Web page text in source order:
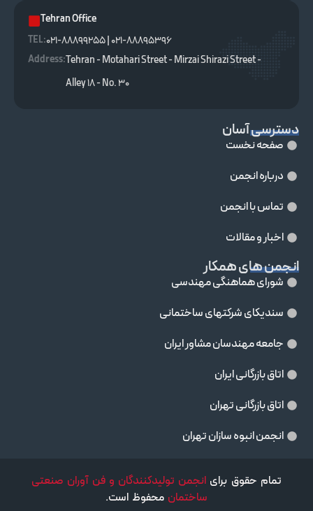
Tehran Office
TEL :
021-88895396 | 021-88899255
Address:Tehran - Motahari Street - Mirzai Shirazi Street -
Alley 18 - No. 30
دسترسی آسان
صفحه نخست
درباره انجمن
تماس با انجمن
اخبار و مقالات
انجمن های همکار
شورای هماهنگی مهندسی
سندیکای شرکتهای ساختمانی
جامعه مهندسان مشاور ايران
اتاق بازرگانی ایران
اتاق بازرگانی تهران
انجمن انبوه سازان تهران
تمام حقوق برای انجمن تولیدکنندگان و فن آوران صنعتی
ساختمان محفوظ است.